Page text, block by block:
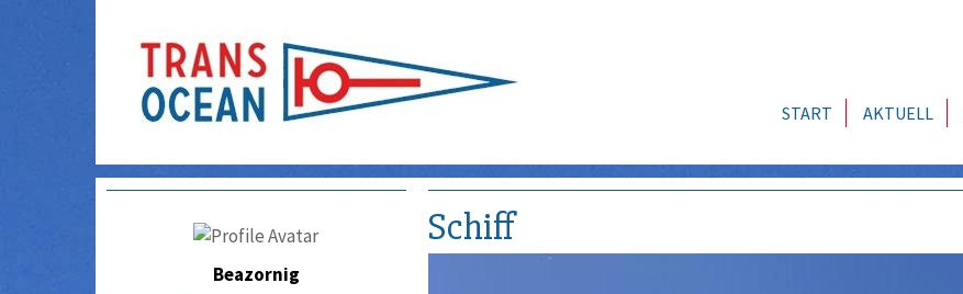
START AKTUELL
Beazornig
Schiff